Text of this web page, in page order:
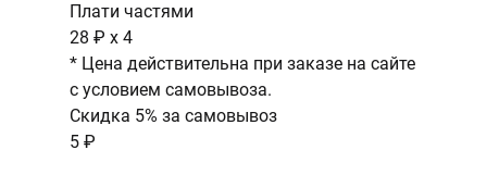
Плати частями
28 ₽ x 4
* Цена действительна при заказе на сайте
с условием самовывоза.
Скидка 5% за самовывоз
5 ₽